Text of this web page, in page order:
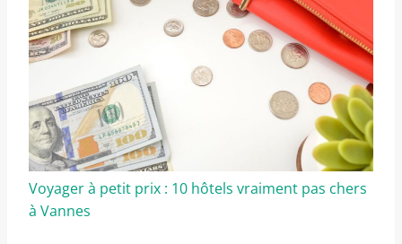
Voyager à petit prix : 10 hôtels vraiment pas chers
à Vannes